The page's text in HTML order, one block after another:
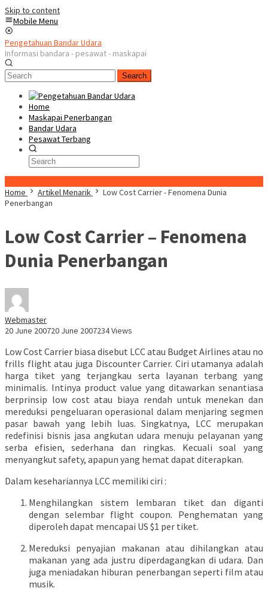
Skip to content
Mobile Menu
Pengetahuan Bandar Udara
Informasi bandara - pesawat - maskapai
Search
Home
Maskapai Penerbangan
Bandar Udara
Pesawat Terbang
Home
Artikel Menarik
Low Cost Carrier - Fenomena Dunia
Penerbangan
Low Cost Carrier – Fenomena
Dunia Penerbangan
Webmaster
20 June 200720 June 2007234 Views
Low Cost Carrier biasa disebut LCC atau Budget Airlines atau no
frills flight atau juga Discounter Carrier. Ciri utamanya adalah
harga tiket yang terjangkau serta layanan terbang yang
minimalis. Intinya product value yang ditawarkan senantiasa
berprinsip low cost atau biaya rendah untuk menekan dan
mereduksi pengeluaran operasional dalam menjaring segmen
pasar bawah yang lebih luas. Singkatnya, LCC merupakan
redefinisi bisnis jasa angkutan udara menuju pelayanan yang
serba efisien, sederhana dan ringkas. Kecuali soal yang
menyangkut safety, apapun yang hemat dapat diterapkan.
Dalam kesehariannya LCC memiliki ciri :
Menghilangkan sistem lembaran tiket dan diganti
dengan selembar flight coupon. Penghematan yang
diperoleh dapat mencapai US $1 per tiket.
Mereduksi penyajian makanan atau dihilangkan atau
makanan yang ada justru diperdagangkan di udara. Dan
juga meniadakan hiburan penerbangan seperti film atau
musik.